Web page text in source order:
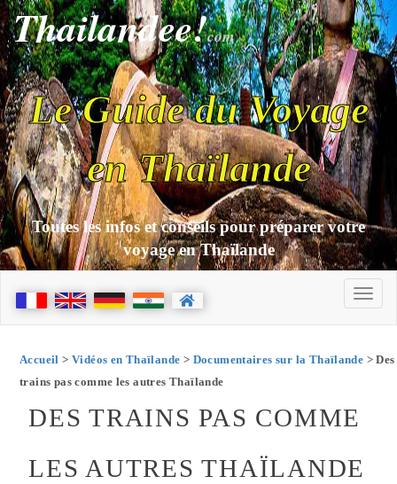
Thailandee!com
Le Guide du Voyage
en Thaïlande
Toutes les infos et conseils pour préparer votre
voyage en Thaïlande
Accueil > Vidéos en Thaïlande > Documentaires sur la Thaïlande > Des
trains pas comme les autres Thaïlande
DES TRAINS PAS COMME
LES AUTRES THAÏLANDE